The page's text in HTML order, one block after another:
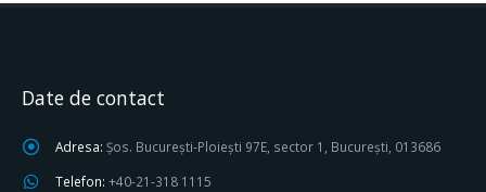
Date de contact
Adresa: Șos. București-Ploiești 97E, sector 1, București, 013686
Telefon: +40-21-318 1115